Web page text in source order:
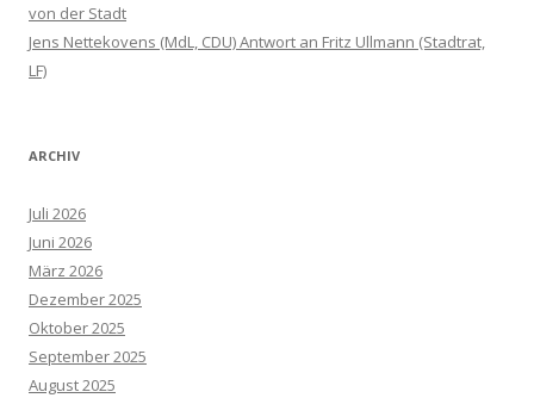
von der Stadt
Jens Nettekovens (MdL, CDU) Antwort an Fritz Ullmann (Stadtrat,
LF)
ARCHIV
Juli 2026
Juni 2026
März 2026
Dezember 2025
Oktober 2025
September 2025
August 2025